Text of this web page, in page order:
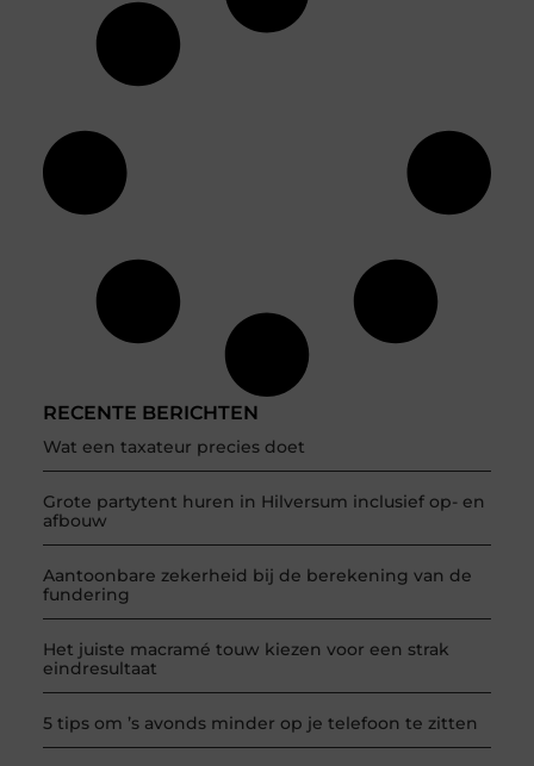
RECENTE BERICHTEN
Wat een taxateur precies doet
Grote partytent huren in Hilversum inclusief op- en
afbouw
Aantoonbare zekerheid bij de berekening van de
fundering
Het juiste macramé touw kiezen voor een strak
eindresultaat
5 tips om ’s avonds minder op je telefoon te zitten